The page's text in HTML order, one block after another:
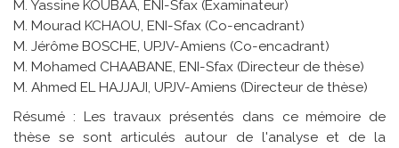
M. Yassine KOUBAA, ENI-Sfax (Examinateur)
M. Mourad KCHAOU, ENI-Sfax (Co-encadrant)
M. Jérôme BOSCHE, UPJV-Amiens (Co-encadrant)
M. Mohamed CHAABANE, ENI-Sfax (Directeur de thèse)
M. Ahmed EL HAJJAJI, UPJV-Amiens (Directeur de thèse)
Résumé : Les travaux présentés dans ce mémoire de
thèse se sont articulés autour de l'analyse et de la